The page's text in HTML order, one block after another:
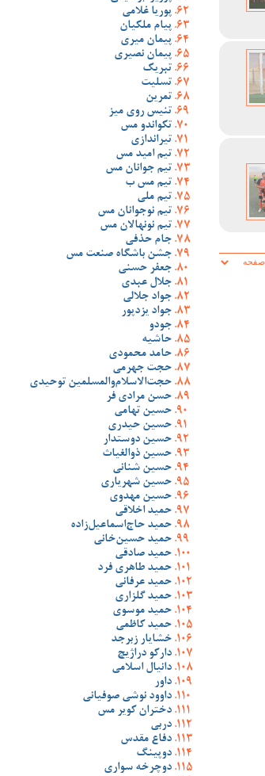
پوریا غلامی
پیام ملکیان
پیمان میری
پیمان نصیری
تبریک
تسلیت
تمرین
تنیس روی میز
تکواندو مس
تیراندازی
تیم امید مس
تیم جوانان مس
تیم مس ب
تیم ملی
تیم نوجوانان مس
تیم نونهالان مس
جام حذفی
جشن باشگاه صنعت مس
جعفر حسنی
جلال عبدی
جواد جلالی
جواد یزدپور
جودو
حاشیه
حامد محمودی
حجت جهرمی
حجت‌الاسلام‌والمسلمین توحیدی
حسن مرادی فر
حسین تهامی
حسین حیدری
حسین دوستدار
حسین ذوالغیاث
حسین شنانی
حسین شهریاری
حسین مهدوی
حمید اخلاقی
حمید حاج‌اسماعیل‌زاده
حمید حسین‌خانی
حمید صادقی
حمید طاهری فرد
حمید عرفانی
حمید گلزاری
حمید موسوی
حمید کاظمی
خشایار زبرجد
دارکو دراژیچ
دانیال اسلامی
داور
داوود نوشی صوفیانی
دختران کویر مس
دربی
دفاع مقدس
دوپینگ
دوچرخه سواری